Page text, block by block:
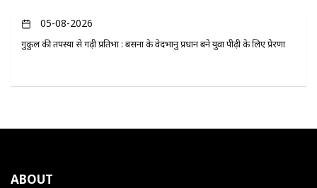
05-08-2026
गुरुकुल की तपस्या से गढ़ी प्रतिभा : बसना के वेदभानु प्रधान बने युवा पीढ़ी के लिए प्रेरणा
ABOUT